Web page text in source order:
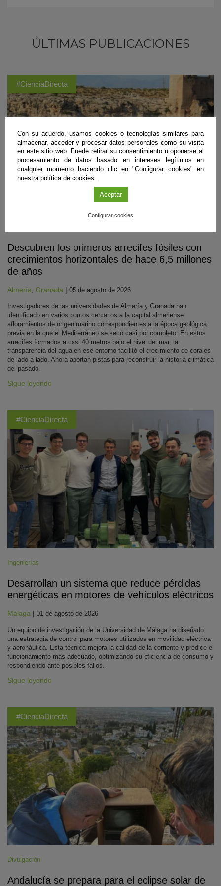
ÚLTIMAS PUBLICACIONES
#CienciaDirecta
Descubren los primeros arrecifes fósiles con
crecimientos horizontales de hace 6,5 millones
de años
Almería Granada | 05 de agosto de 2026
Investigadores de las universidades de Almería y Granada han
identificado en varios puntos cercanos a la capital almeriense
afloramientos de origen marino correspondientes a la época geológica
previa en la que el Mediterráneo se secó casi por completo. En estos
arrecifes formados a casi 40 metros bajo el nivel del mar, la
transparencia del agua en ese entorno facilitó el crecimiento de corales
de lado a lado. Ahora aportan pistas para reconstruir la historia climática
del pasado.
Sigue leyendo
#CienciaDirecta
Ingenierías
Desarrollan un sistema que reduce pérdidas
energéticas en motores de vehículos eléctricos
Málaga | 01 de agosto de 2026
Un equipo de investigación de la Universidad de Málaga ha diseñado
una estrategia de control para motores utilizados en movilidad eléctrica
y aeronáutica. Esta técnica mejora la calidad de la corriente y predice el
funcionamiento más adecuado, optimizando su eficiencia de consumo y
respondiendo ante posibles fallos.
Sigue leyendo
#CienciaDirecta
Divulgación
Andalucía se prepara para el eclipse solar de
Con su acuerdo, usamos cookies o tecnologías similares para
almacenar, acceder y procesar datos personales como su visita
en este sitio web. Puede retirar su consentimiento u oponerse al
procesamiento de datos basado en intereses legítimos en
cualquier momento haciendo clic en "Configurar cookies" en
nuestra política de cookies.
Aceptar
Configurar cookies